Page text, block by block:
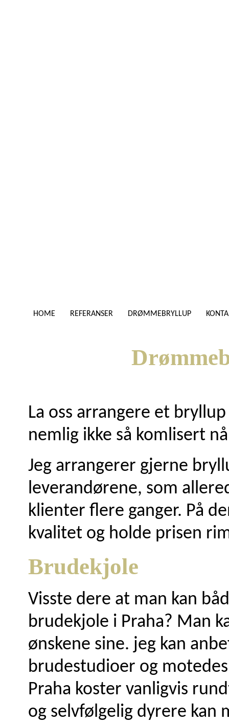
HOME REFERANSER DRØMMEBRYLLUP
La oss arrangere et
nemlig ikke så komlisert
Jeg arrangerer gjerne
leverandørene, som
klienter flere ganger. På
kvalitet og holde prisen
Brudekjole
Visste dere at man kan
brudekjole i Praha? Man
ønskene sine. jeg kan
brudestudioer og
Praha koster vanligvis
og selvfølgelig dyrere kan